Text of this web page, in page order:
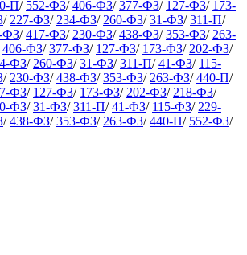
П/ 552-ФЗ/ 406-ФЗ/ 377-ФЗ/ 127-ФЗ/ 173-
/ 227-ФЗ/ 234-ФЗ/ 260-ФЗ/ 31-ФЗ/ 311-П/
ФЗ/ 417-ФЗ/ 230-ФЗ/ 438-ФЗ/ 353-ФЗ/ 263-
406-ФЗ/ 377-ФЗ/ 127-ФЗ/ 173-ФЗ/ 202-ФЗ/
ФЗ/ 260-ФЗ/ 31-ФЗ/ 311-П/ 41-ФЗ/ 115-
/ 230-ФЗ/ 438-ФЗ/ 353-ФЗ/ 263-ФЗ/ 440-П/
ФЗ/ 127-ФЗ/ 173-ФЗ/ 202-ФЗ/ 218-ФЗ/
ФЗ/ 31-ФЗ/ 311-П/ 41-ФЗ/ 115-ФЗ/ 229-
/ 438-ФЗ/ 353-ФЗ/ 263-ФЗ/ 440-П/ 552-ФЗ/